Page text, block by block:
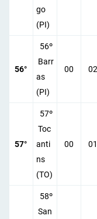
go
(PI)
56°
56º
Barr
as
(PI)
00 02
57°
57º
Toc
anti
ns
(TO)
00 01
58º
San